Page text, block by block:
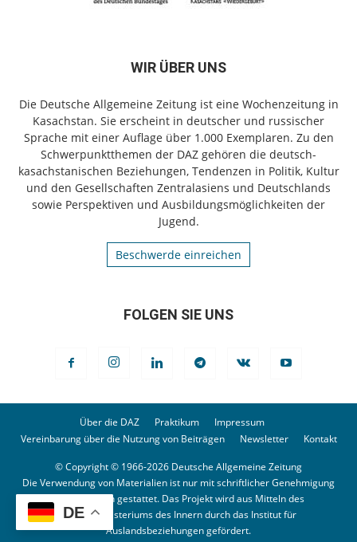
WIR ÜBER UNS
Die Deutsche Allgemeine Zeitung ist eine Wochenzeitung in
Kasachstan. Sie erscheint in deutscher und russischer
Sprache mit einer Auflage über 1.000 Exemplaren. Zu den
Schwerpunktthemen der DAZ gehören die deutsch-
kasachstanischen Beziehungen, Tendenzen in Politik, Kultur
und den Gesellschaften Zentralasiens und Deutschlands
sowie Perspektiven und Ausbildungsmöglichkeiten der
Jugend.
Beschwerde einreichen
FOLGEN SIE UNS
Über die DAZ Praktikum
Impressum
Vereinbarung über die Nutzung von Beiträgen
Newsletter Kontakt
© Copyright © 1966-2026 Deutsche Allgemeine Zeitung
Die Verwendung von Materialien ist nur mit schriftlicher Genehmigung
der Redaktion gestattet. Das Projekt wird aus Mitteln des
Bundesministeriums des Innern durch das Institut für
Auslandsbeziehungen gefördert.
DE